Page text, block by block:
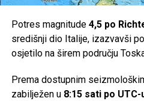
igračku!‘ Nakon pronalaska
podsjetiti da mu je Allah, dž.š.,
igračku i da se treba zahvaliti.
pomaže.
Potres magnitude 4,5 po
središnji dio Italije, izazvavši
osjetilo na širem području
Prema dostupnim
zabilježen u 8:15 sati po UTC-